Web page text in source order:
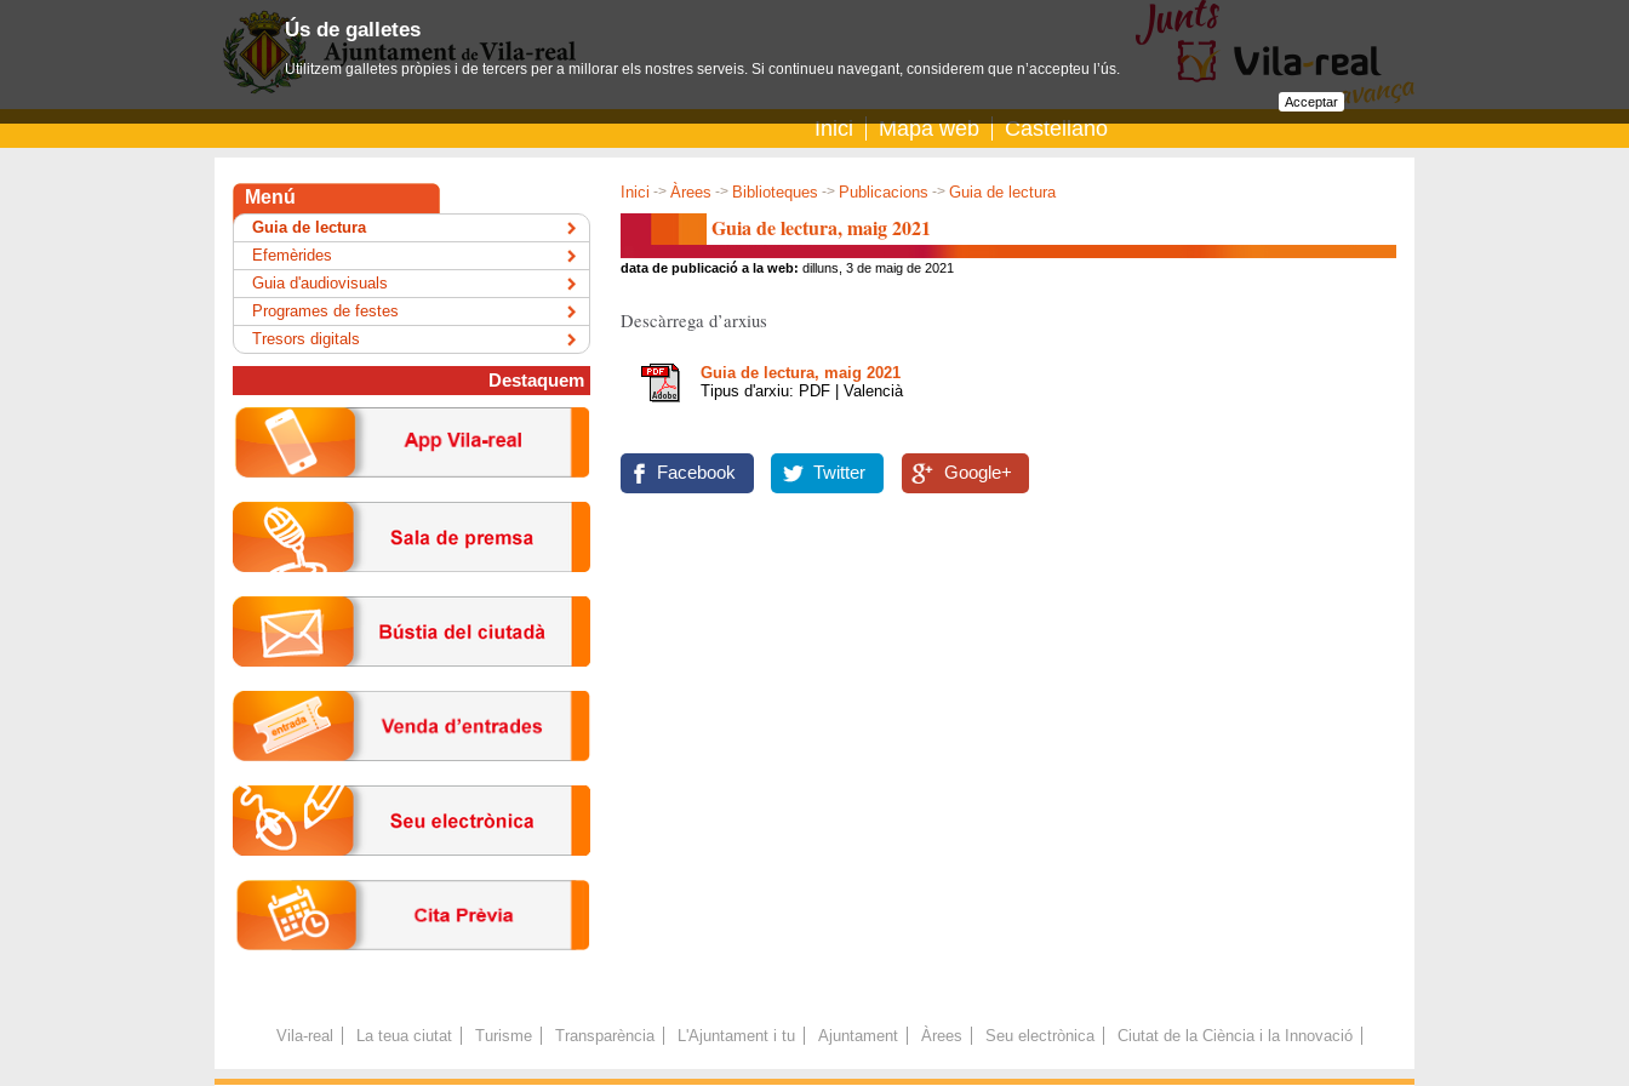
Inici Mapa web Castellano
Inici -> Àrees -> Biblioteques -> Publicacions -> Guia de lectura
Guia de lectura, maig 2021
data de publicació a la web: dilluns, 3 de maig de 2021
Descàrrega d’arxius
Guia de lectura, maig 2021
Tipus d'arxiu: PDF | Valencià
Facebook Twitter Google+
Menú
Guia de lectura
Efemèrides
Guia d'audiovisuals
Programes de festes
Tresors digitals
Destaquem
Vila-real La teua ciutat Turisme Transparència L'Ajuntament i tu Ajuntament Àrees Seu electrònica Ciutat de la Ciència i la Innovació
Ús de galletes
Utilitzem galletes pròpies i de tercers per a millorar els nostres serveis. Si continueu navegant, considerem que n’accepteu l’ús.
Acceptar